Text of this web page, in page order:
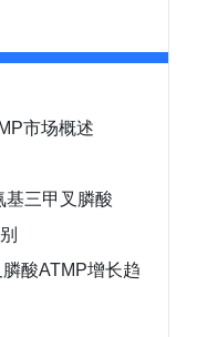
市场概述
基三甲叉膦酸
膦酸ATMP增长趋